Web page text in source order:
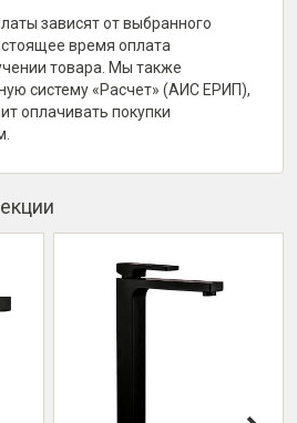
зависят от выбранного
время оплата
товара. Мы также
систему «Расчет» (АИС ЕРИП),
оплачивать покупки